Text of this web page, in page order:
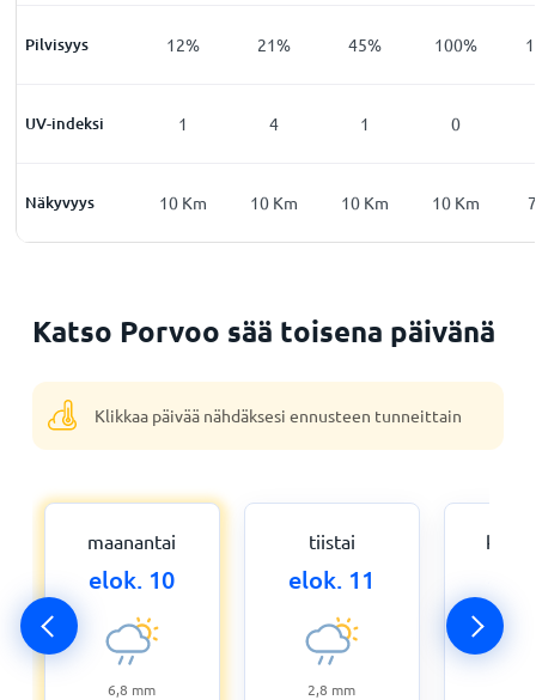
Pilvisyys
17 12% 21% 45% 100%
UV-indeksi
0 1 4 1 0
Näkyvyys
10Km 10 Km 10 Km 10 Km 10 Km
Katso Porvoo sää toisena päivänä
Klikkaa päivää nähdäksesi ennusteen tunneittain
maanantai
elok. 10
6,8 mm
tiistai
elok. 11
2,8 mm